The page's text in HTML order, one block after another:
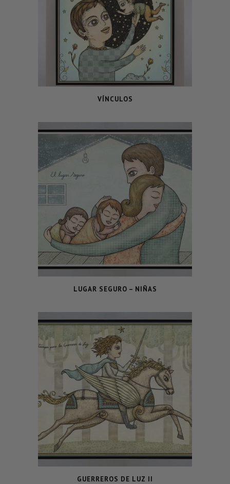
VÍNCULOS
LUGAR SEGURO – NIÑAS
GUERREROS DE LUZ II